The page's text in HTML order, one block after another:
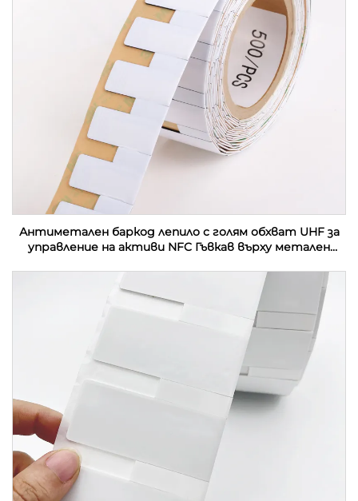
Антиметален баркод лепило с голям обхват UHF за
управление на активи NFC Гъвкав върху метален